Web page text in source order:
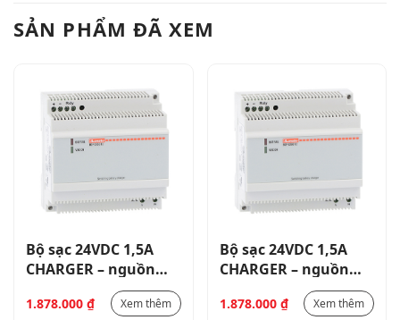
SẢN PHẨM ĐÃ XEM
Bộ sạc 24VDC 1,5A
CHARGER – nguồn
BCF012524
1.878.000 ₫ Xem thêm
Bộ sạc 24VDC 1,5A
CHARGER – nguồn
cấp 230VAC _
BCF012524
1.878.000 ₫ Xem thêm